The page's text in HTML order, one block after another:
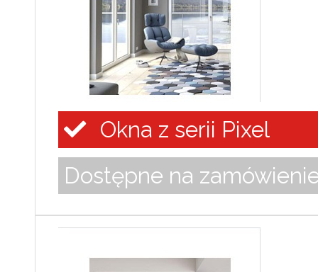
Okna z serii Pixel
Dostępne na